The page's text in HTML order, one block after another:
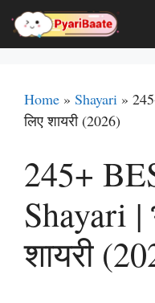
Skip
content
Home » Shayari »
लिए शायरी (2026)
245+
Shayari |
शायरी